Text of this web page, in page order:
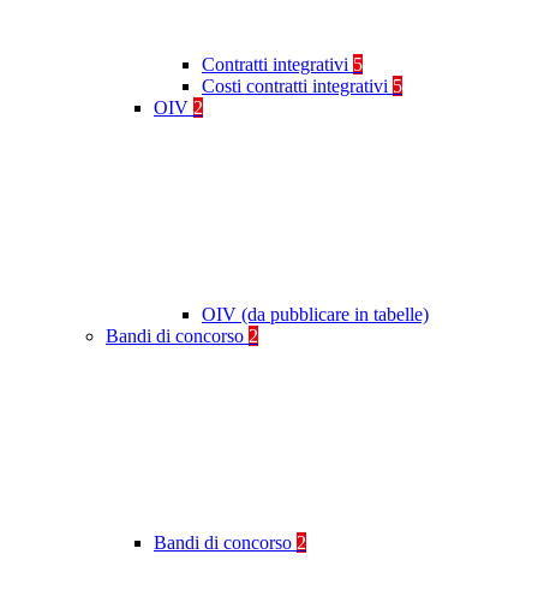
Contratti integrativi 5
Costi contratti integrativi 5
OIV 2
OIV (da pubblicare in tabelle)
Bandi di concorso 2
Bandi di concorso 2